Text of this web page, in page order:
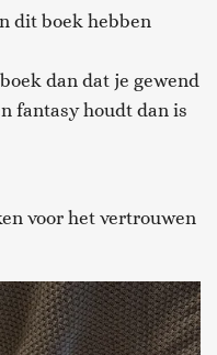
dit boek hebben
dan dat je gewend
fantasy houdt dan is
voor het vertrouwen